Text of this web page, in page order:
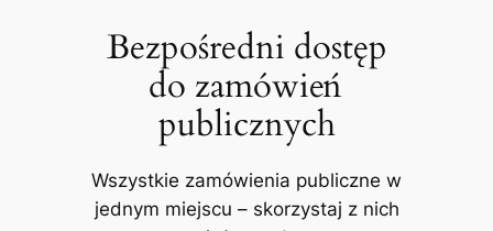
Bezpośredni dostęp
do zamówień
publicznych
Wszystkie zamówienia publiczne w
jednym miejscu – skorzystaj z nich